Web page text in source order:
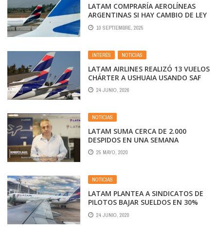
LATAM COMPRARÍA AEROLÍNEAS
ARGENTINAS SI HAY CAMBIO DE LEY
10 SEPTIEMBRE, 2025
INTERÉS NOTICIAS
LATAM AIRLINES REALIZÓ 13 VUELOS
CHÁRTER A USHUAIA USANDO SAF
24 JUNIO, 2026
NOTICIAS
LATAM SUMA CERCA DE 2.000
DESPIDOS EN UNA SEMANA
25 MAYO, 2020
NOTICIAS
LATAM PLANTEA A SINDICATOS DE
PILOTOS BAJAR SUELDOS EN 30%
24 JUNIO, 2020